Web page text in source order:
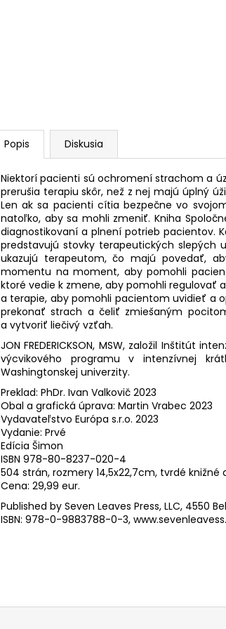
Popis Diskusia
Niektorí pacienti sú ochromení strachom a
prerušia terapiu skôr, než z nej majú úplný
Len ak sa pacienti cítia bezpečne vo
natoľko, aby sa mohli zmeniť. Kniha
diagnostikovaní a plnení potrieb pacientov.
predstavujú stovky terapeutických slepých
ukazujú terapeutom, čo majú povedať,
momentu na moment, aby pomohli
ktoré vedie k zmene, aby pomohli
a terapie, aby pomohli pacientom uvidieť a
prekonať strach a čeliť zmiešaným
a vytvoriť liečivý vzťah.
JON FREDERICKSON, MSW, založil Inštitút
výcvikového programu v intenzívnej
Washingtonskej univerzity.
Preklad: PhDr. Ivan Valkovič 2023
Obal a grafická úprava: Martin Vrabec 2023
Vydavateľstvo Európa s.r.o. 2023
Vydanie: Prvé
Edícia Šimon
ISBN 978-80-8237-020-4
504 strán, rozmery 14,5x22,7cm, tvrdé knižné
Cena: 29,99 eur.
Published by Seven Leaves Press, LLC, 4550
ISBN: 978-0-9883788-0-3,